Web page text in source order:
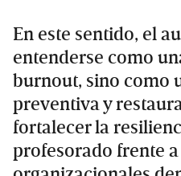
En este sentido, el
entenderse como
burnout, sino como
preventiva y
fortalecer la
profesorado frente